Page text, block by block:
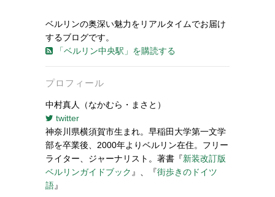
ベルリンの奥深い魅力をリアルタイムでお届け
するブログです。
「ベルリン中央駅」を購読する
プロフィール
中村真人（なかむら・まさと）
twitter
神奈川県横須賀市生まれ。早稲田大学第一文学
部を卒業後、2000年よりベルリン在住。フリー
ライター、ジャーナリスト。著書『新装改訂版
ベルリンガイドブック』、『街歩きのドイツ
語』